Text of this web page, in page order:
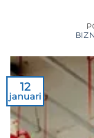
12
januari